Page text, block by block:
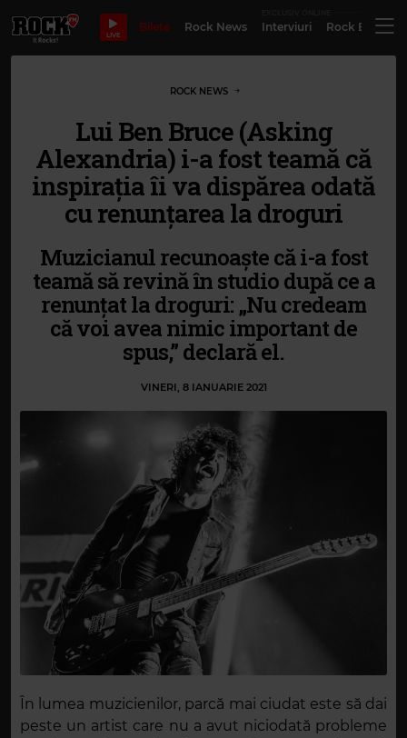
LIVE
Bilete Rock News Interviuri Rock
ROCK NEWS
Lui Ben Bruce (Asking
Alexandria) i-a fost teamă că
inspirația îi va dispărea odată
cu renunțarea la droguri
Muzicianul recunoaște că i-a fost
teamă să revină în studio după ce a
renunțat la droguri: „Nu credeam
că voi avea nimic important de
spus,” declară el.
VINERI, 8 IANUARIE 2021
În lumea muzicienilor, parcă mai ciudat este să dai
peste un artist care nu a avut niciodată probleme